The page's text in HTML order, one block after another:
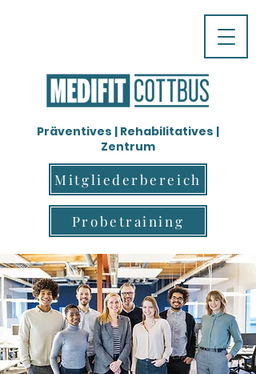
Präventives | Rehabilitatives |
Zentrum
Mitgliederbereich
Probetraining